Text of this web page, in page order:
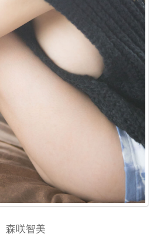
森咲智美